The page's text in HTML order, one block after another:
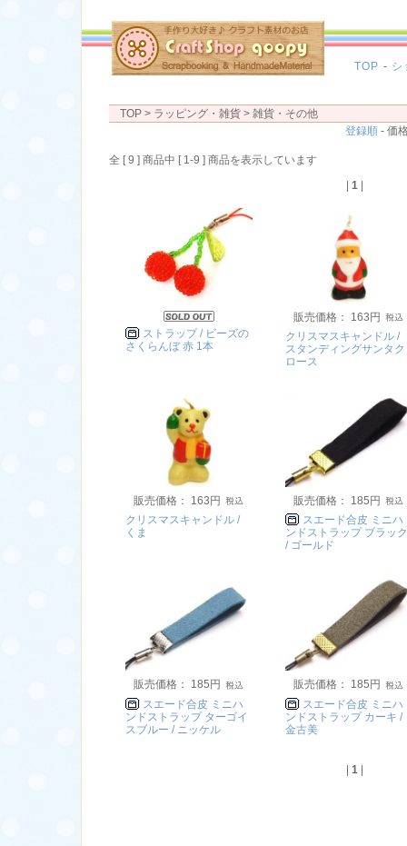
TOP - シ
TOP > ラッピング・雑貨 > 雑貨・その他
登録順 - 価
全 [ 9 ] 商品中 [ 1-9 ] 商品を表示しています
| 1|
ストラップ / ビーズの
さくらんぼ 赤 1本
販売価格： 163円
クリスマスキャンドル /
スタンディングサンタク
ロース
販売価格： 163円
クリスマスキャンドル /
くま
販売価格： 185円
スエード合皮 ミニハ
ンドストラップ ブラック
/ ゴールド
販売価格： 185円
スエード合皮 ミニハ
ンドストラップ ターゴイ
スブルー / ニッケル
販売価格： 185円
スエード合皮 ミニハ
ンドストラップ カーキ /
金古美
| 1|